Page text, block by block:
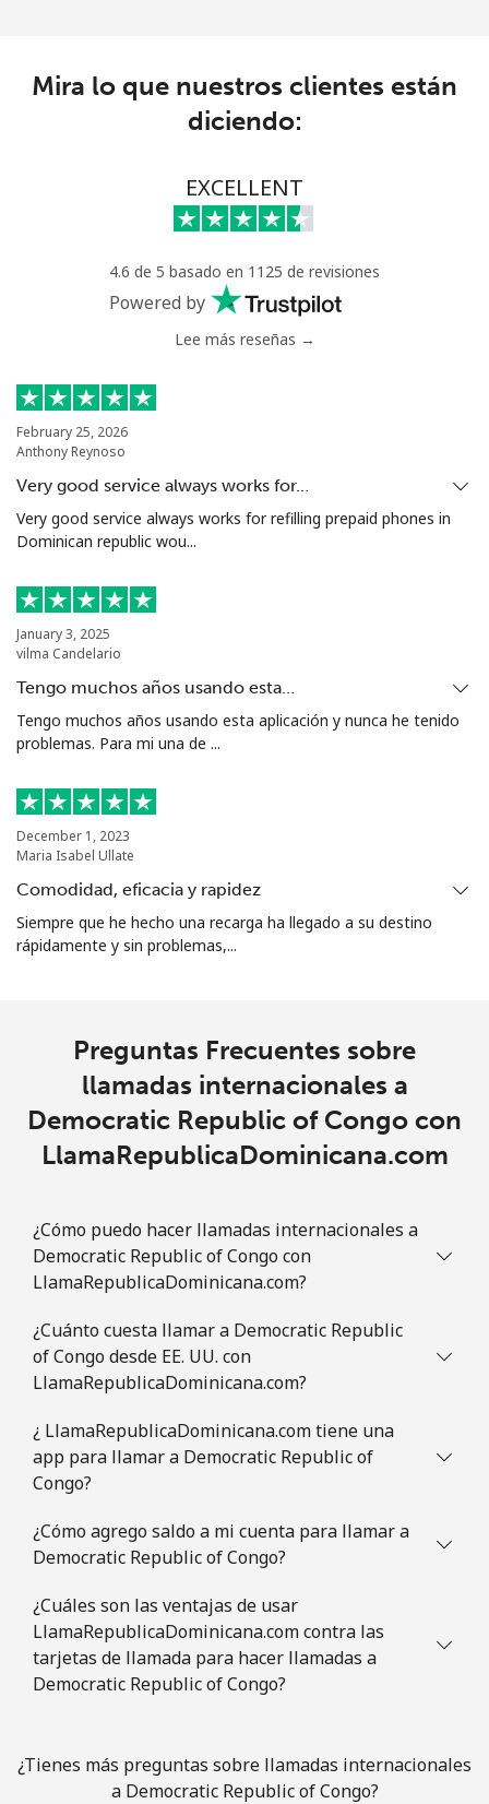
Mira lo que nuestros clientes están
diciendo:
EXCELLENT
4.6 de 5 basado en 1125 de revisiones
Powered by
Lee más reseñas →
February 25, 2026
Anthony Reynoso
Very good service always works for…
Very good service always works for refilling prepaid phones in
Dominican republic wou...
January 3, 2025
vilma Candelario
Tengo muchos años usando esta…
Tengo muchos años usando esta aplicación y nunca he tenido
problemas. Para mi una de ...
December 1, 2023
Maria Isabel Ullate
Comodidad, eficacia y rapidez
Siempre que he hecho una recarga ha llegado a su destino
rápidamente y sin problemas,...
Preguntas Frecuentes sobre
llamadas internacionales a
Democratic Republic of Congo con
LlamaRepublicaDominicana.com
¿Cómo puedo hacer llamadas internacionales a
Democratic Republic of Congo con
LlamaRepublicaDominicana.com?
¿Cuánto cuesta llamar a Democratic Republic
of Congo desde EE. UU. con
LlamaRepublicaDominicana.com?
¿ LlamaRepublicaDominicana.com tiene una
app para llamar a Democratic Republic of
Congo?
¿Cómo agrego saldo a mi cuenta para llamar a
Democratic Republic of Congo?
¿Cuáles son las ventajas de usar
LlamaRepublicaDominicana.com contra las
tarjetas de llamada para hacer llamadas a
Democratic Republic of Congo?
¿Tienes más preguntas sobre llamadas internacionales
a Democratic Republic of Congo?